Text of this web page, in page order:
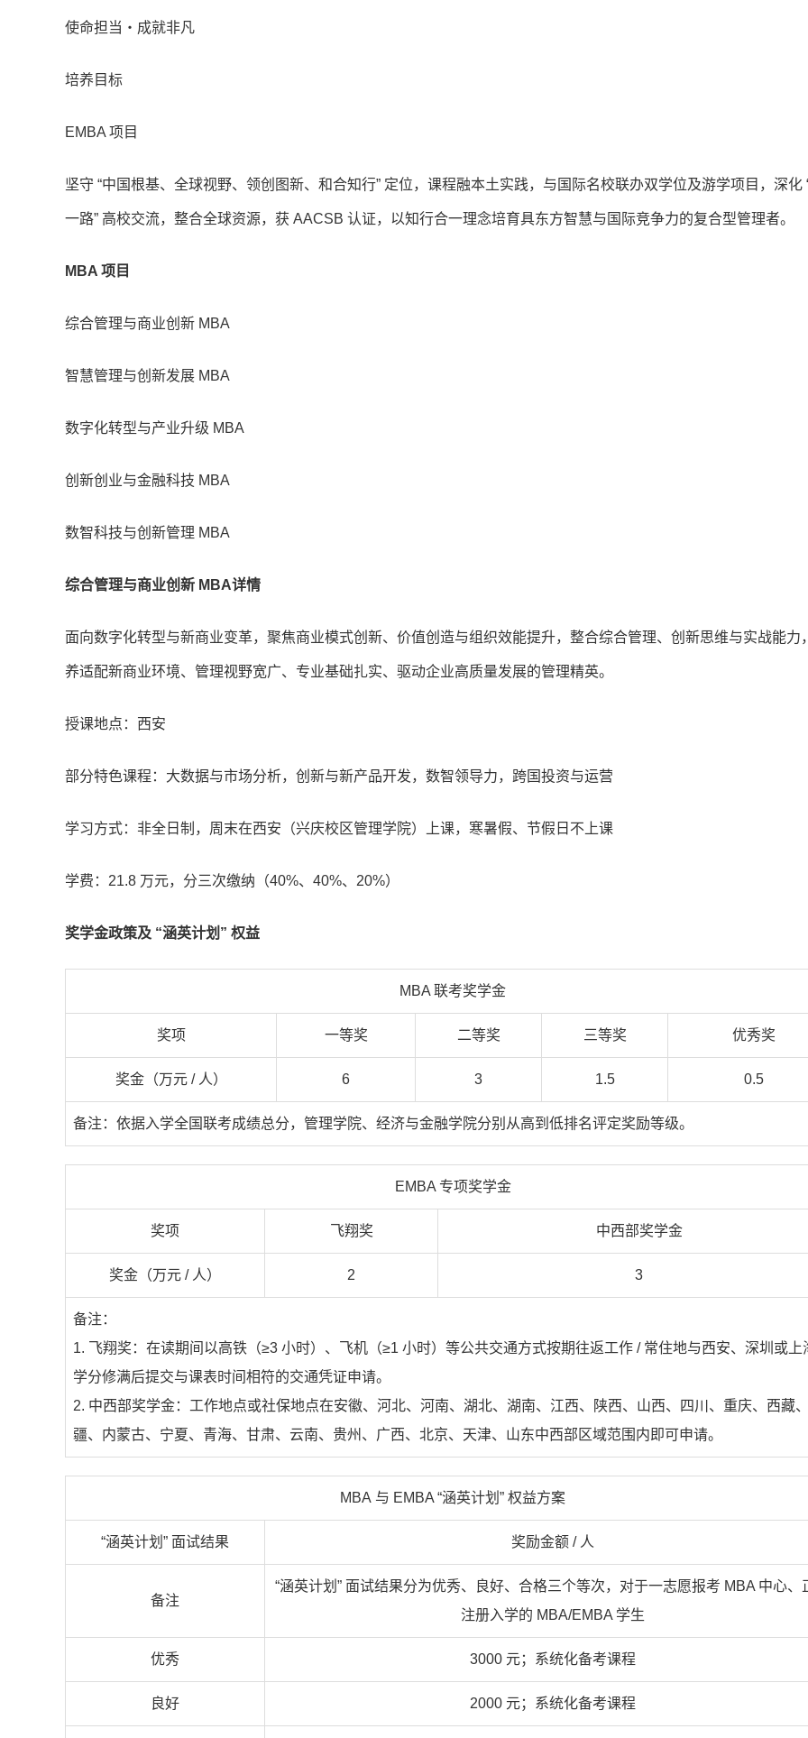
使命担当・成就非凡
培养目标
EMBA 项目
坚守 “中国根基、全球视野、领创图新、和合知行” 定位，课程融本土实践，与国际名校联办双学位及游学项目，深化
一路” 高校交流，整合全球资源，获 AACSB 认证，以知行合一理念培育具东方智慧与国际竞争力的复合型管理者。
MBA 项目
综合管理与商业创新 MBA
智慧管理与创新发展 MBA
数字化转型与产业升级 MBA
创新创业与金融科技 MBA
数智科技与创新管理 MBA
综合管理与商业创新 MBA详情
面向数字化转型与新商业变革，聚焦商业模式创新、价值创造与组织效能提升，整合综合管理、创新思维与实战能力
养适配新商业环境、管理视野宽广、专业基础扎实、驱动企业高质量发展的管理精英。
授课地点：西安
部分特色课程：大数据与市场分析，创新与新产品开发，数智领导力，跨国投资与运营
学习方式：非全日制，周末在西安（兴庆校区管理学院）上课，寒暑假、节假日不上课
学费：21.8 万元，分三次缴纳（40%、40%、20%）
奖学金政策及 “涵英计划” 权益
MBA 联考奖学金
奖项 一等奖 二等奖 三等奖 优秀奖
奖金（万元 / 人） 6 3 1.5 0.5
备注：依据入学全国联考成绩总分，管理学院、经济与金融学院分别从高到低排名评定奖励等级。
EMBA 专项奖学金
奖项 飞翔奖 中西部奖学金
奖金（万元 / 人） 2 3
备注：
1. 飞翔奖：在读期间以高铁（≥3 小时）、飞机（≥1 小时）等公共交通方式按期往返工作 / 常住地与西安、深圳或上
学分修满后提交与课表时间相符的交通凭证申请。
2. 中西部奖学金：工作地点或社保地点在安徽、河北、河南、湖北、湖南、江西、陕西、山西、四川、重庆、西藏
疆、内蒙古、宁夏、青海、甘肃、云南、贵州、广西、北京、天津、山东中西部区域范围内即可申请。
MBA 与 EMBA “涵英计划 ” 权益方案
“涵英计划” 面试结果 奖励金额 / 人
备注
“涵英计划” 面试结果分为优秀、良好、合格三个等次，对于一志愿报考 MBA 中心、
注册入学的 MBA/EMBA 学生
优秀 3000 元；系统化备考课程
良好 2000 元；系统化备考课程